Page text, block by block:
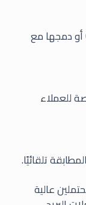
يمكن تنزيل البيانات المستخرجة كملف CSV أو دمجها مع
للعملاء
تلقائيًا.
عالية